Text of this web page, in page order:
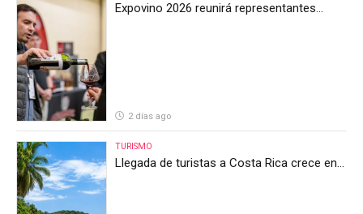
Expovino 2026 reunirá representantes
2 días ago
TURISMO
Llegada de turistas a Costa Rica crece en